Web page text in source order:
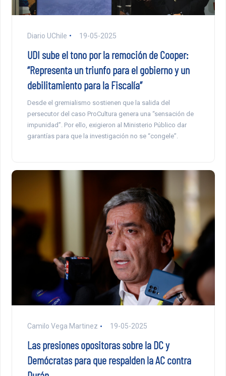
Diario UChile 19-05-2025
UDI sube el tono por la remoción de Cooper:
“Representa un triunfo para el gobierno y un
debilitamiento para la Fiscalía”
Desde el gremialismo sostienen que la salida del
persecutor del caso ProCultura genera una “sensación de
impunidad”. Por ello, exigieron al Ministerio Público dar
garantías para que la investigación no se “congele”.
Camilo Vega Martinez 19-05-2025
Las presiones opositoras sobre la DC y
Demócratas para que respalden la AC contra